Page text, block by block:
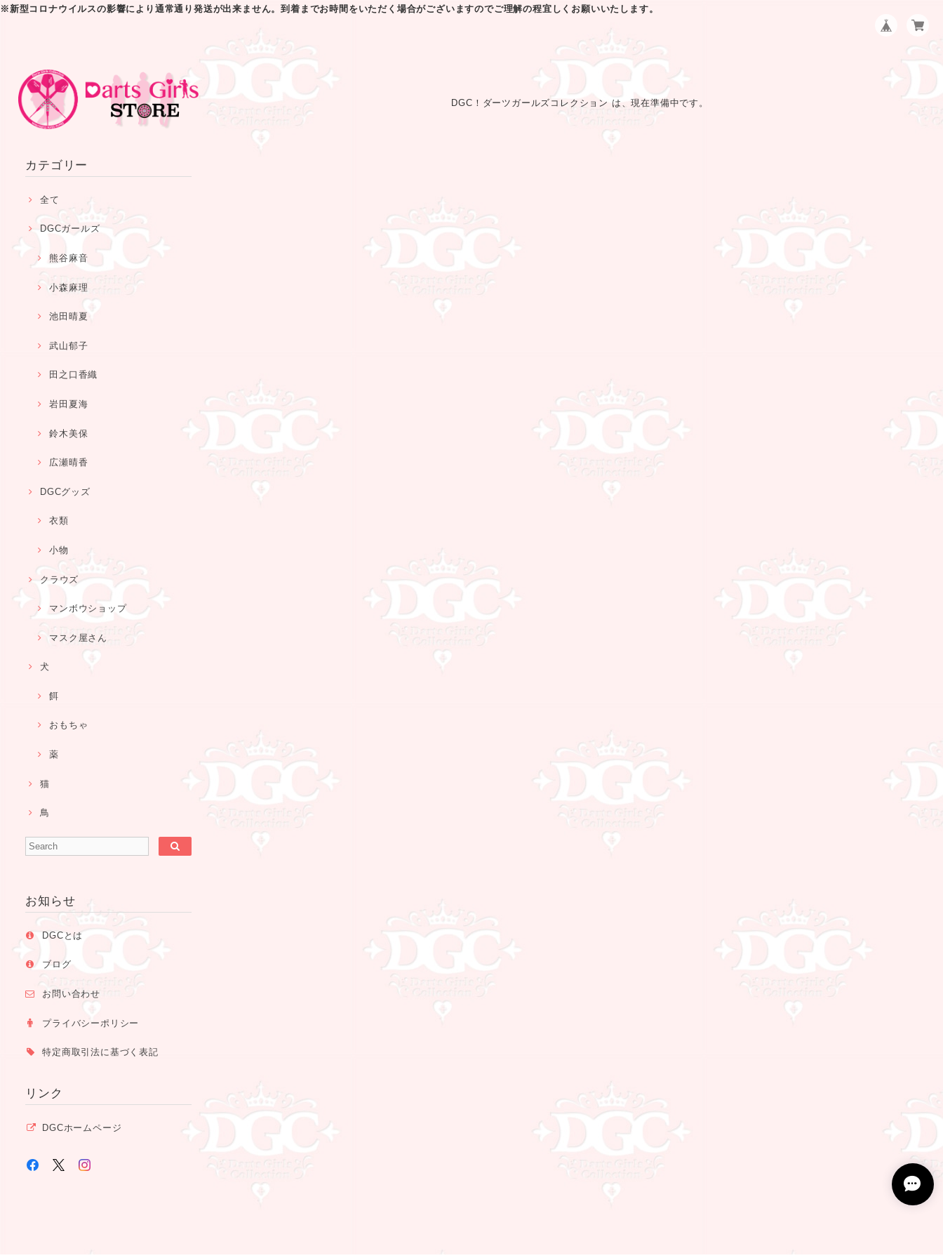
※新型コロナウイルスの影響により通常通り発送が出来ません。到着までお時間をいただく場合がございますのでご理解の程宜しくお願いいたします。
カテゴリー
全て
DGCガールズ
熊谷麻音
小森麻理
池田晴夏
武山郁子
田之口香織
岩田夏海
鈴木美保
広瀬晴香
DGCグッズ
衣類
小物
クラウズ
マンボウショップ
マスク屋さん
犬
餌
おもちゃ
薬
猫
鳥
お知らせ
DGCとは
ブログ
お問い合わせ
プライバシーポリシー
特定商取引法に基づく表記
リンク
DGCホームページ
DGC！ダーツガールズコレクション は、現在準備中です。